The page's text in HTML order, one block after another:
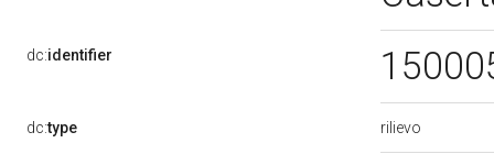
dc:identifier
dc:type rilievo